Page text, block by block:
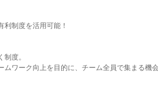
制度を活用可能！
度。
ワーク向上を目的に、チーム全員で集まる機